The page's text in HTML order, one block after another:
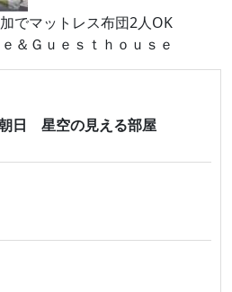
マットレス布団2人OK
＆Ｇｕｅｓｔｈｏｕｓｅ
日 星空の見える部屋